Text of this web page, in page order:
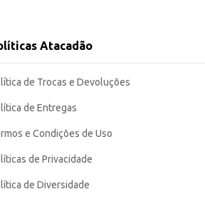
Atacadão
de Trocas e Devoluções
de Entregas
e Condições de Uso
de Privacidade
de Diversidade